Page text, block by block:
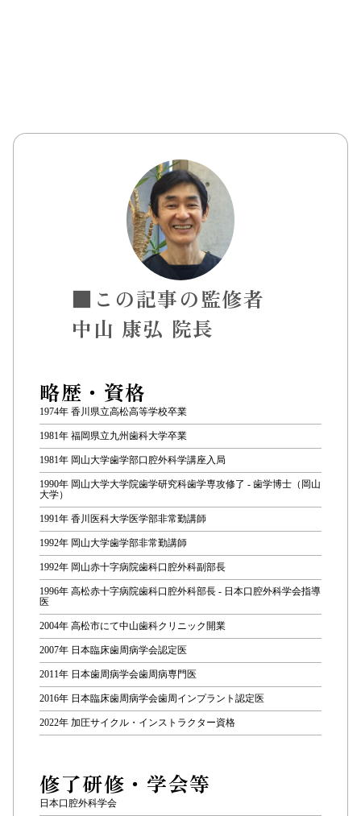
■この記事の監修者
中山 康弘 院長
略歴・資格
1974年 香川県立高松高等学校卒業
1981年 福岡県立九州歯科大学卒業
1981年 岡山大学歯学部口腔外科学講座入局
1990年 岡山大学大学院歯学研究科歯学専攻修了 - 歯学博士（岡山
大学）
1991年 香川医科大学医学部非常勤講師
1992年 岡山大学歯学部非常勤講師
1992年 岡山赤十字病院歯科口腔外科副部長
1996年 高松赤十字病院歯科口腔外科部長 - 日本口腔外科学会指導
医
2004年 高松市にて中山歯科クリニック開業
2007年 日本臨床歯周病学会認定医
2011年 日本歯周病学会歯周病専門医
2016年 日本臨床歯周病学会歯周インプラント認定医
2022年 加圧サイクル・インストラクター資格
修了研修・学会等
日本口腔外科学会